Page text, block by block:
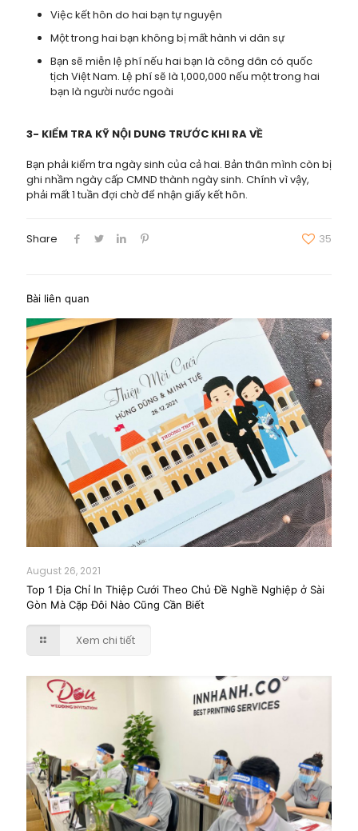
Việc kết hôn do hai bạn tự nguyện
Một trong hai bạn không bị mất hành vi dân sự
Bạn sẽ miễn lệ phí nếu hai bạn là công dân có quốc
tịch Việt Nam. Lệ phí sẽ là 1,000,000 nếu một trong hai
bạn là người nước ngoài
3- KIỂM TRA KỸ NỘI DUNG TRƯỚC KHI RA VỀ
Bạn phải kiểm tra ngày sinh của cả hai. Bản thân mình còn bị
ghi nhầm ngày cấp CMND thành ngày sinh. Chính vì vậy,
phải mất 1 tuần đợi chờ để nhận giấy kết hôn.
Share 35
Bài liên quan
August 26, 2021
Top 1 Địa Chỉ In Thiệp Cưới Theo Chủ Đề Nghề Nghiệp ở Sài
Gòn Mà Cặp Đôi Nào Cũng Cần Biết
Xem chi tiết